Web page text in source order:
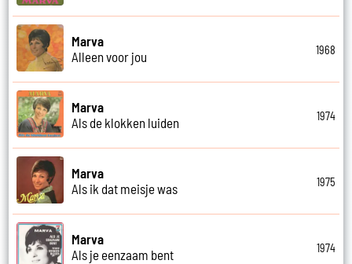
Marva
Alleen voor jou
1968
Marva
Als de klokken luiden
1974
Marva
Als ik dat meisje was
1975
Marva
Als je eenzaam bent
1974